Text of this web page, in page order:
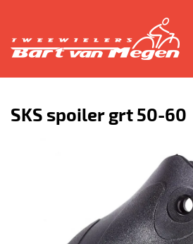
SKS spoiler grt 50-60